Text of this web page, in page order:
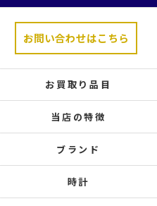
お問い合わせはこちら
お買取り品目
当店の特徴
ブランド
時計